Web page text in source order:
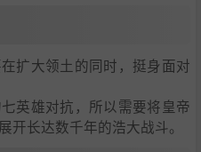
扩大领土的同时，挺身面对
英雄对抗，所以需要将皇帝
开长达数千年的浩大战斗。